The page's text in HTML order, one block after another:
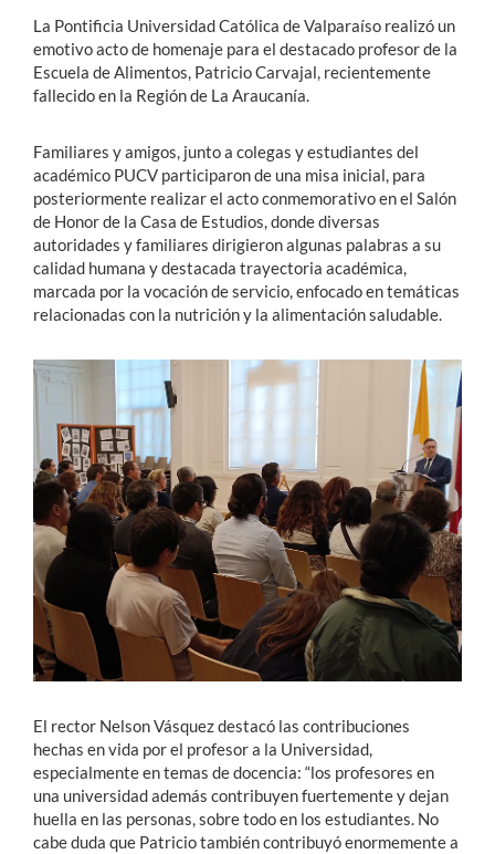
La Pontificia Universidad Católica de Valparaíso realizó un
emotivo acto de homenaje para el destacado profesor de la
Escuela de Alimentos, Patricio Carvajal, recientemente
fallecido en la Región de La Araucanía.
Familiares y amigos, junto a colegas y estudiantes del
académico PUCV participaron de una misa inicial, para
posteriormente realizar el acto conmemorativo en el Salón
de Honor de la Casa de Estudios, donde diversas
autoridades y familiares dirigieron algunas palabras a su
calidad humana y destacada trayectoria académica,
marcada por la vocación de servicio, enfocado en temáticas
relacionadas con la nutrición y la alimentación saludable.
El rector Nelson Vásquez destacó las contribuciones
hechas en vida por el profesor a la Universidad,
especialmente en temas de docencia: “los profesores en
una universidad además contribuyen fuertemente y dejan
huella en las personas, sobre todo en los estudiantes. No
cabe duda que Patricio también contribuyó enormemente a